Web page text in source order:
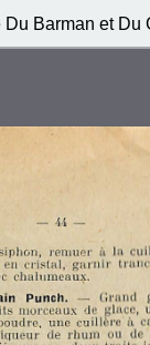
Du Barman et Du